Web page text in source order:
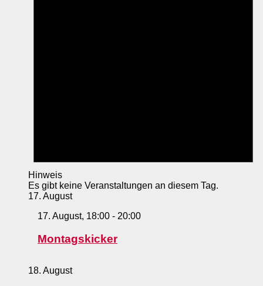
Hinweis
Es gibt keine Veranstaltungen an diesem Tag.
17. August
17. August, 18:00 - 20:00
Montagskicker
18. August